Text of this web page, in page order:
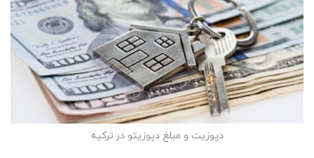
دپوزیت و مبلغ دپوزیتو در ترکیه